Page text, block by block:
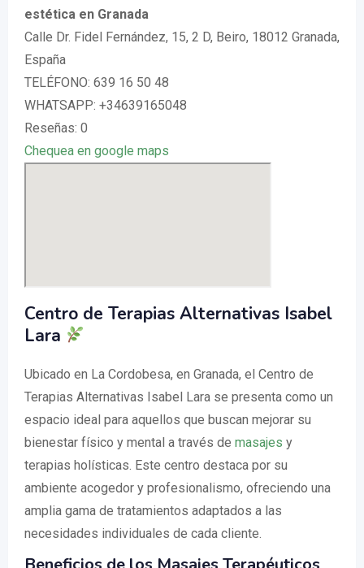
estética en Granada
Calle Dr. Fidel Fernández, 15, 2 D, Beiro, 18012 Granada,
España
TELÉFONO: 639 16 50 48
WHATSAPP: +34639165048
Reseñas: 0
Chequea en google maps
Centro de Terapias Alternativas Isabel
Lara
Ubicado en La Cordobesa, en Granada, el Centro de
Terapias Alternativas Isabel Lara se presenta como un
espacio ideal para aquellos que buscan mejorar su
bienestar físico y mental a través de masajes y
terapias holísticas. Este centro destaca por su
ambiente acogedor y profesionalismo, ofreciendo una
amplia gama de tratamientos adaptados a las
necesidades individuales de cada cliente.